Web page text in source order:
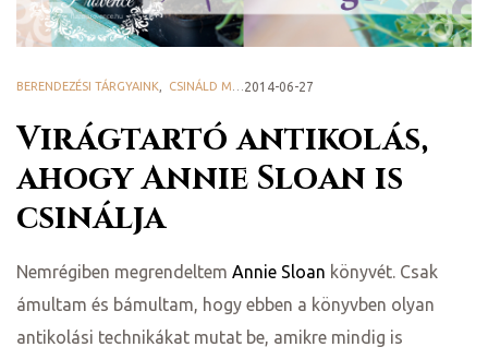
Virágtartó antikolás,
ahogy Annie Sloan is
csinálja
BERENDEZÉSI TÁRGYAINK CSINÁLD MAGAD! - DIY ,HAZAI PROVENCE BLOG
2014-06-27
Nemrégiben megrendeltem Annie Sloan könyvét. Csak
ámultam és bámultam, hogy ebben a könyvben olyan
antikolási technikákat mutat be, amikre mindig is
2025